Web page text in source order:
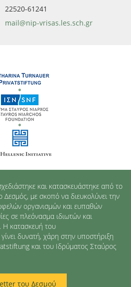
22520-61241
mail@nip-vrisas.les.sch.gr
και κατασκευάστηκε από το
με σκοπό να διευκολύνει την
οργανισμών και ευπαθών
σε πλεόνασμα ιδιωτών και
Η κατασκευή του
δυνατή, χάρη στην υποστήριξη
και του Ιδρύματος Σταύρος
του Δεσμού